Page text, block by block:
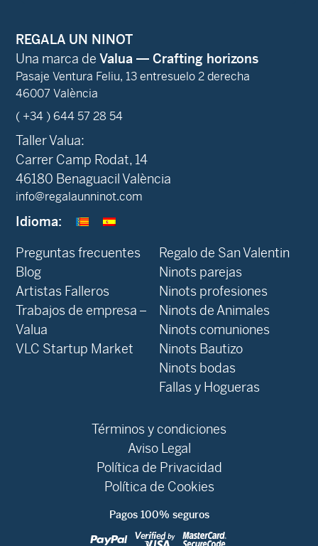
REGALA UN NINOT
Una marca de Valua — Crafting horizons
Pasaje Ventura Feliu, 13 entresuelo 2 derecha
46007 València
( +34 ) 644 57 28 54
Taller Valua:
Carrer Camp Rodat, 14
46180 Benaguacil València
info@regalaunninot.com
Idioma:
Preguntas frecuentes
Blog
Artistas Falleros
Trabajos de empresa –
Valua
VLC Startup Market
Regalo de San Valentin
Ninots parejas
Ninots profesiones
Ninots de Animales
Ninots comuniones
Ninots Bautizo
Ninots bodas
Fallas y Hogueras
Términos y condiciones
Aviso Legal
Política de Privacidad
Política de Cookies
Pagos 100% seguros